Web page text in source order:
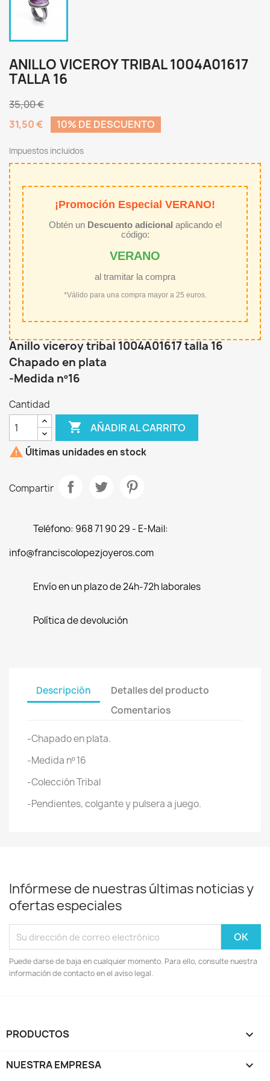
ANILLO VICEROY TRIBAL 1004A01617
TALLA 16
35,00 €
31,50 €
10% DE DESCUENTO
Impuestos incluidos
¡Promoción Especial VERANO!
Obtén un Descuento adicional aplicando el
código:
VERANO
al tramitar la compra
*Válido para una compra mayor a 25 euros.
Anillo viceroy tribal 1004A01617 talla 16
Chapado en plata
-Medida nº16
Cantidad
 AÑADIR AL CARRITO
 Últimas unidades en stock
Compartir
Teléfono: 968 71 90 29 - E-Mail:
info@franciscolopezjoyeros.com
Envío en un plazo de 24h-72h laborales
Política de devolución
Descripción
Detalles del producto
Comentarios
-Chapado en plata.
-Medida nº 16
-Colección Tribal
-Pendientes, colgante y pulsera a juego.
Infórmese de nuestras últimas noticias y
ofertas especiales
Puede darse de baja en cualquier momento. Para ello, consulte nuestra
información de contacto en el aviso legal.
PRODUCTOS 
NUESTRA EMPRESA 